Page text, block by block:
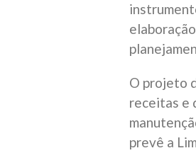
O projeto
receitas e
prevê a